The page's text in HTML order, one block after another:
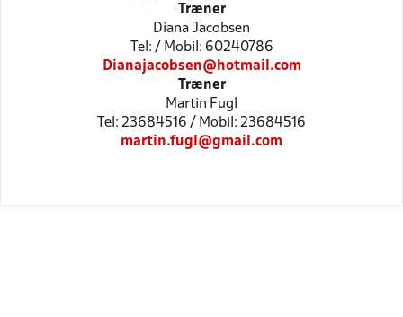
Træner
Diana Jacobsen
Tel: / Mobil: 60240786
Dianajacobsen@hotmail.com
Træner
Martin Fugl
Tel: 23684516 / Mobil: 23684516
martin.fugl@gmail.com